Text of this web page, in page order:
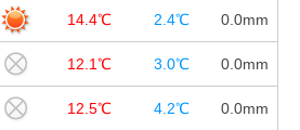
14.4℃ 2.4℃ 0.0mm
12.1℃ 3.0℃ 0.0mm
12.5℃ 4.2℃ 0.0mm